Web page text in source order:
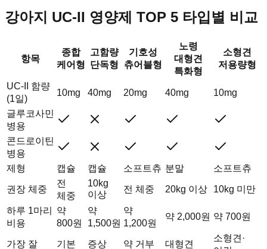
강아지 UC-II 영양제 TOP 5 타입별 비교
항목
종합
케어형
고함량
단독형
기호성
츄어블형
노령
대형견
특화형
소형견
저용량형
UC-II 함량
(1일)
10mg 40mg 20mg 40mg 10mg
글루코사민
병용
콘드로이틴
병용
제형
캡슐 캡슐 소프트츄 분말 소프트츄
권장 체중
전
체중
10kg
이상
전 체중 20kg 이상 10kg 미만
하루 1마리
비용
약
800원
약
1,500원
약
1,200원
약 2,000원 약 700원
가장 잘
기본
증상
약 거부
대형견
소형견·